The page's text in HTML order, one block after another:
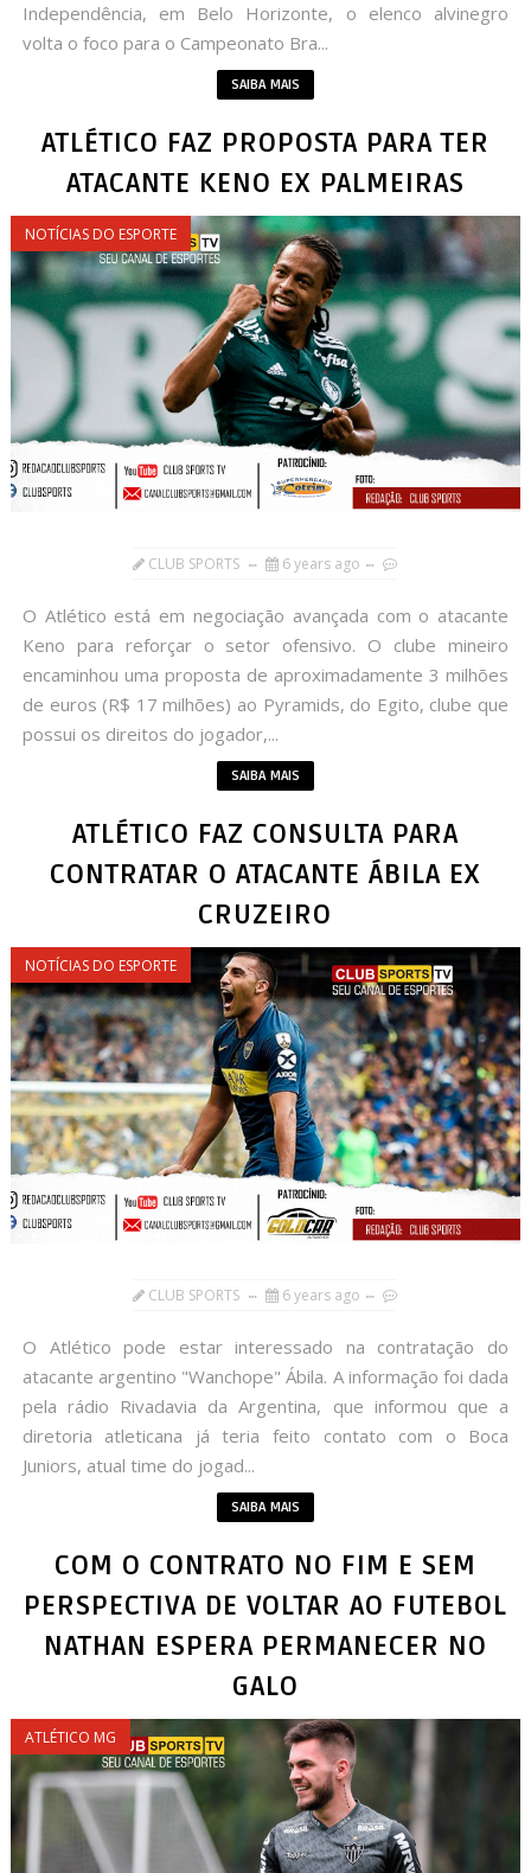
Independência, em Belo Horizonte, o elenco alvinegro
volta o foco para o Campeonato Bra...
SAIBA MAIS
ATLÉTICO FAZ PROPOSTA PARA TER
ATACANTE KENO EX PALMEIRAS
NOTÍCIAS DO ESPORTE
CLUB SPORTS 6 years ago
O Atlético está em negociação avançada com o atacante
Keno para reforçar o setor ofensivo. O clube mineiro
encaminhou uma proposta de aproximadamente 3 milhões
de euros (R$ 17 milhões) ao Pyramids, do Egito, clube que
possui os direitos do jogador,...
SAIBA MAIS
ATLÉTICO FAZ CONSULTA PARA
CONTRATAR O ATACANTE ÁBILA EX
CRUZEIRO
NOTÍCIAS DO ESPORTE
CLUB SPORTS 6 years ago
O Atlético pode estar interessado na contratação do
atacante argentino "Wanchope" Ábila. A informação foi dada
pela rádio Rivadavia da Argentina, que informou que a
diretoria atleticana já teria feito contato com o Boca
Juniors, atual time do jogad...
SAIBA MAIS
COM O CONTRATO NO FIM E SEM
PERSPECTIVA DE VOLTAR AO FUTEBOL
NATHAN ESPERA PERMANECER NO
GALO
ATLÉTICO MG